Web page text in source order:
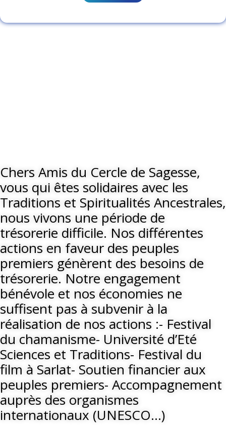
Chers Amis du Cercle de Sagesse,
vous qui êtes solidaires avec les
Traditions et Spiritualités Ancestrales,
nous vivons une période de
trésorerie difficile. Nos différentes
actions en faveur des peuples
premiers génèrent des besoins de
trésorerie. Notre engagement
bénévole et nos économies ne
suffisent pas à subvenir à la
réalisation de nos actions :- Festival
du chamanisme- Université d’Eté
Sciences et Traditions- Festival du
film à Sarlat- Soutien financier aux
peuples premiers- Accompagnement
auprès des organismes
internationaux (UNESCO…)